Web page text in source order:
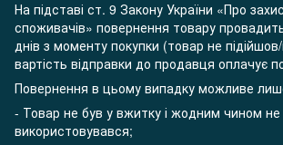
На підставі ст. 9 Закону України «Про
споживачів» повернення товару
днів з моменту покупки (товар не
вартість відправки до продавця оплачує
Повернення в цьому випадку можливе
- Товар не був у вжитку і жодним чином не
використовувався;